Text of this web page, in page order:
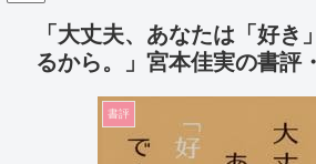
「大丈夫、あなたは「好き
るから。」宮本佳実の書評
書評